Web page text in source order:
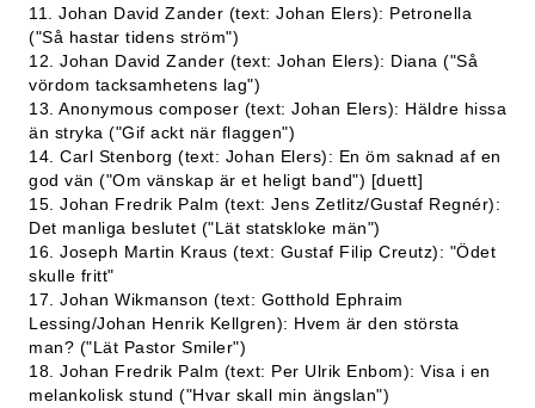
11. Johan David Zander (text: Johan Elers): Petronella
("Så hastar tidens ström")
12. Johan David Zander (text: Johan Elers): Diana ("Så
vördom tacksamhetens lag")
13. Anonymous composer (text: Johan Elers): Häldre hissa
än stryka ("Gif ackt när flaggen")
14. Carl Stenborg (text: Johan Elers): En öm saknad af en
god vän ("Om vänskap är et heligt band") [duett]
15. Johan Fredrik Palm (text: Jens Zetlitz/Gustaf Regnér):
Det manliga beslutet ("Lät statskloke män")
16. Joseph Martin Kraus (text: Gustaf Filip Creutz): "Ödet
skulle fritt"
17. Johan Wikmanson (text: Gotthold Ephraim
Lessing/Johan Henrik Kellgren): Hvem är den största
man? ("Lät Pastor Smiler")
18. Johan Fredrik Palm (text: Per Ulrik Enbom): Visa i en
melankolisk stund ("Hvar skall min ängslan")